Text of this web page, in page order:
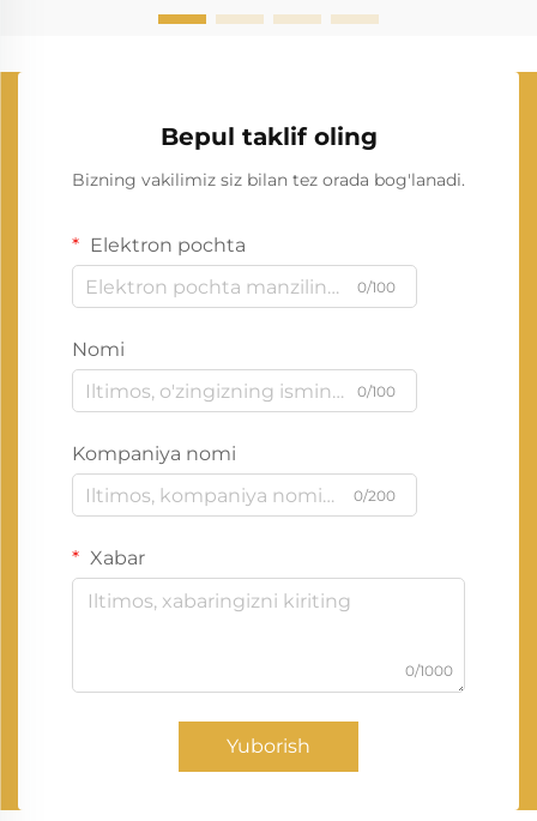
Bepul taklif oling
Bizning vakilimiz siz bilan tez orada bog'lanadi.
Elektron pochta
0/100
Nomi
0/100
Kompaniya nomi
0/200
Xabar
0/1000
Yuborish